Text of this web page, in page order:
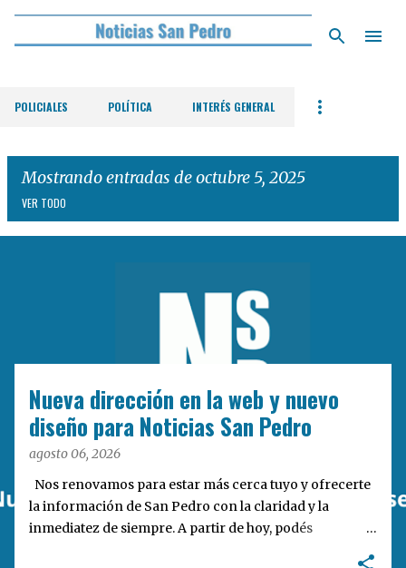
Ir al contenido principal
POLICIALES POLÍTICA INTERÉS GENERAL
Mostrando entradas de octubre 5, 2025
VER TODO
Nueva dirección en la web y nuevo
diseño para Noticias San Pedro
agosto 06, 2026
Nos renovamos para estar más cerca tuyo y ofrecerte
la información de San Pedro con la claridad y la
inmediatez de siempre. A partir de hoy, podés